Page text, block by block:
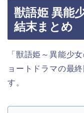
獣語姫 異能
結末まとめ
「獣語姫～異能少
ョートドラマの最
す。